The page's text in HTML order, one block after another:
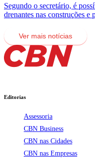
Segundo o secretário, é
drenantes nas construções
Ver mais notícias
Editorias
Assessoria
CBN Business
CBN nas Cidades
CBN nas Empresas